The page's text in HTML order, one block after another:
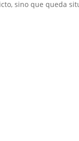
sino que queda